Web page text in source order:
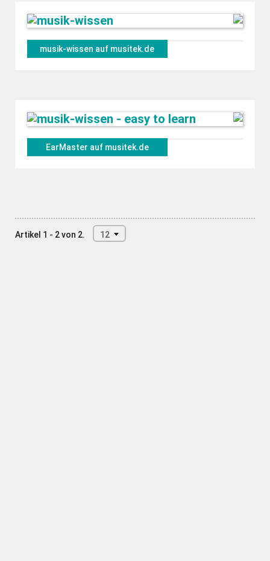
musik-wissen auf musitek.de
EarMaster auf musitek.de
Artikel 1 - 2 von 2. 12